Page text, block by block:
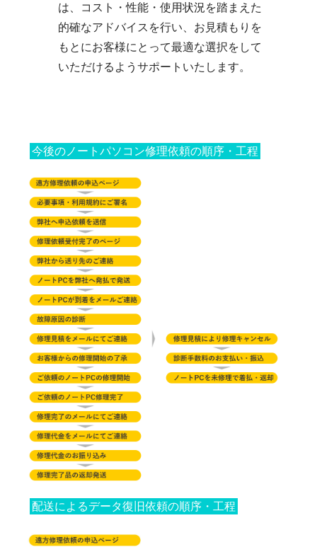
は、コスト・性能・使用状況を踏まえた
的確なアドバイスを行い、お見積もりを
もとにお客様にとって最適な選択をして
いただけるようサポートいたします。
今後のノートパソコン修理依頼の順序・工程
配送によるデータ復旧依頼の順序・工程